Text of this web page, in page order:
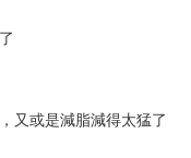
又或是減脂減得太猛了